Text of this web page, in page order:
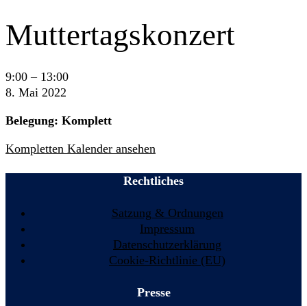
Muttertagskonzert
Muttertagskonzert
9:00 – 13:00
8. Mai 2022
Belegung: Komplett
Kompletten Kalender ansehen
Rechtliches
Satzung & Ordnungen
Impressum
Datenschutzerklärung
Cookie-Richtlinie (EU)
Presse